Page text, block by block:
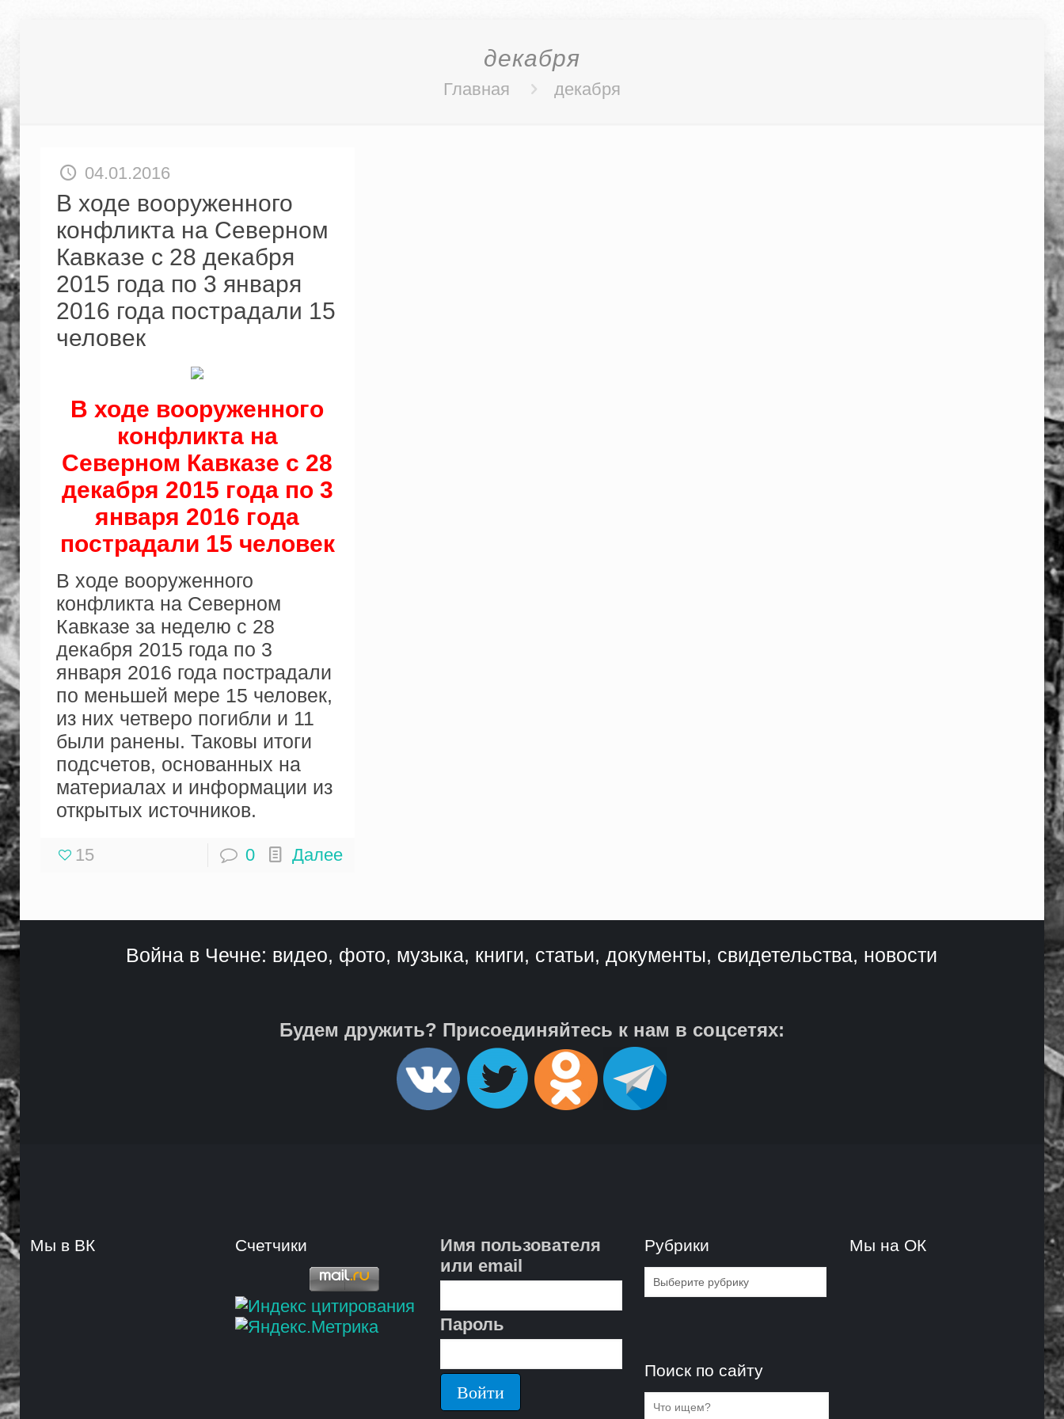
декабря
Главная декабря
04.01.2016
В ходе вооруженного
конфликта на Северном
Кавказе с 28 декабря
2015 года по 3 января
2016 года пострадали 15
человек
В ходе вооруженного
конфликта на
Северном Кавказе с 28
декабря 2015 года по 3
января 2016 года
пострадали 15 человек
В ходе вооруженного
конфликта на Северном
Кавказе за неделю с 28
декабря 2015 года по 3
января 2016 года пострадали
по меньшей мере 15 человек,
из них четверо погибли и 11
были ранены. Таковы итоги
подсчетов, основанных на
материалах и информации из
открытых источников.
15 0 Далее
Война в Чечне: видео, фото, музыка, книги, статьи, документы, свидетельства, новости
Будем дружить? Присоединяйтесь к нам в соцсетях:
Мы в ВК Счетчики
Имя пользователя
или email
Пароль
Рубрики
Рубрики
Поиск по сайту
Мы на ОК